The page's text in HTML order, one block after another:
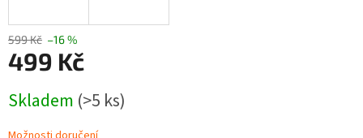
599 Kč –16 %
499 Kč
cena:
Skladem (>5 ks)